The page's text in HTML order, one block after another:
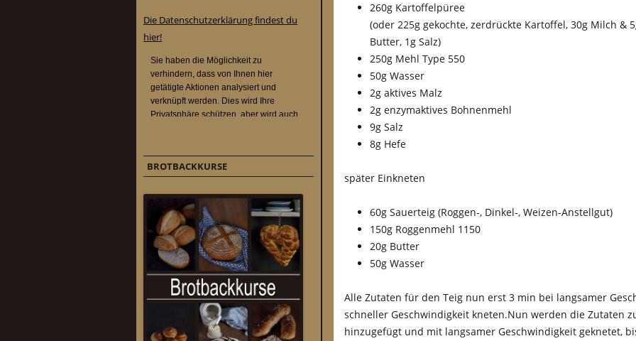
260g Kartoffelpüree
(oder 225g gekochte, zerdrückte Kartoffel, 30g Milch &
Butter, 1g Salz)
250g Mehl Type 550
50g Wasser
2g aktives Malz
2g enzymaktives Bohnenmehl
9g Salz
8g Hefe
später Einkneten
60g Sauerteig (Roggen-, Dinkel-, Weizen-Anstellgut)
150g Roggenmehl 1150
20g Butter
50g Wasser
Alle Zutaten für den Teig nun erst 3 min bei langsamer
schneller Geschwindigkeit kneten.Nun werden die Zutaten
hinzugefügt und mit langsamer Geschwindigkeit geknetet,
Die Datenschutzerklärung findest du
hier!
BROTBACKKURSE